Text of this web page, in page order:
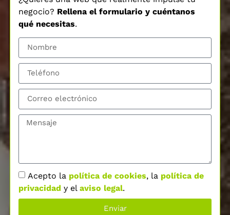
negocio? Rellena el formulario y cuéntanos
qué necesitas.
Acepto la política de cookies, la política de
privacidad y el aviso legal.
Enviar